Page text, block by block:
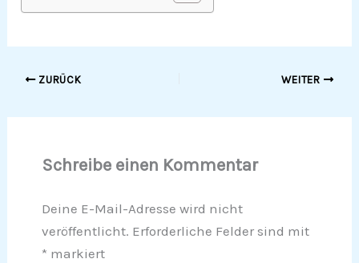
ZURÜCK WEITER
Schreibe einen Kommentar
Deine E-Mail-Adresse wird nicht
veröffentlicht. Erforderliche Felder sind mit
* markiert